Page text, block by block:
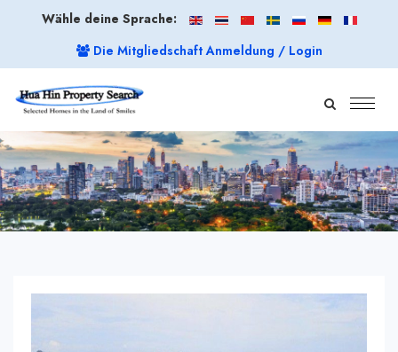
Wähle deine Sprache:
Die Mitgliedschaft Anmeldung / Login